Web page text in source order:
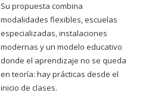
Su propuesta combina
modalidades flexibles, escuelas
especializadas, instalaciones
modernas y un modelo educativo
donde el aprendizaje no se queda
en teoría: hay prácticas desde el
inicio de clases.